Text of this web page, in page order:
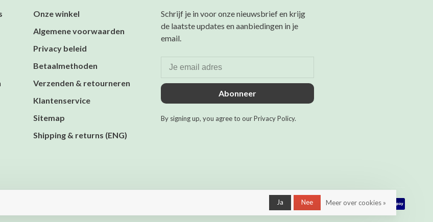
Onze winkel
Algemene voorwaarden
Privacy beleid
Betaalmethoden
Verzenden & retourneren
Klantenservice
Sitemap
Shipping & returns (ENG)
Schrijf je in voor onze nieuwsbrief en krijg
de laatste updates en aanbiedingen in je
email.
Abonneer
By signing up, you agree to our Privacy Policy.
Ja Nee Meer over cookies »